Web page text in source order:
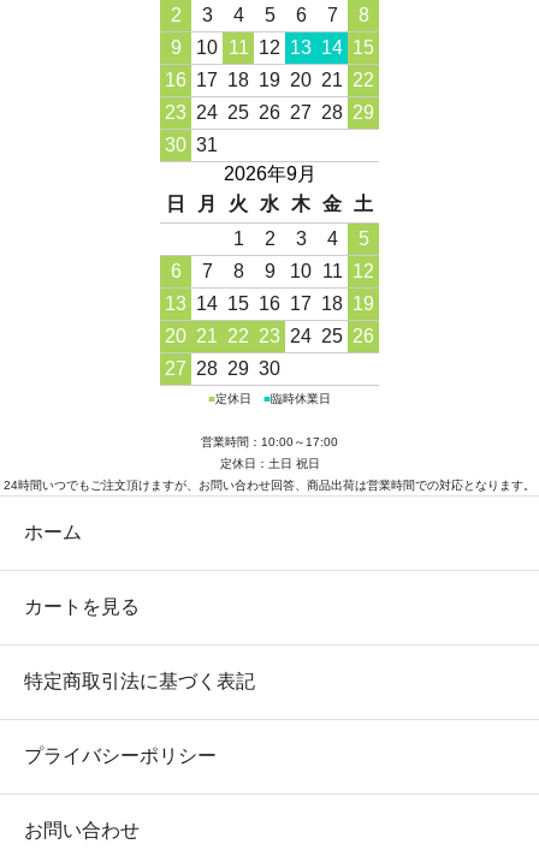
2
3 4 5 6 7
8
9
10 11 12 13 14 15
16 17 18 19 20 21 22
23 24 25 26 27 28 29
30 31
2026年9月
日
月 火 水 木 金
土
1
2 3 4
5
6
7 8 9 10 11 12
13 14 15 16 17 18 19
20 21 22 23 24 25 26
27 28 29 30
■定休日 ■臨時休業日
営業時間：10:00～17:00
定休日：土日 祝日
24時間いつでもご注文頂けますが、お問い合わせ回答、商品出荷は営業時間での対応となります。
ホーム
カートを見る
特定商取引法に基づく表記
プライバシーポリシー
お問い合わせ